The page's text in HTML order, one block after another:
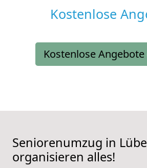
Kostenlose
Kostenlose
Seniorenumzug in
organisieren alles!